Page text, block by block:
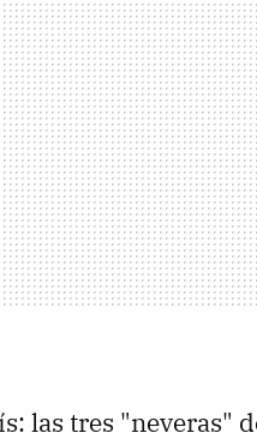
las tres "neveras"